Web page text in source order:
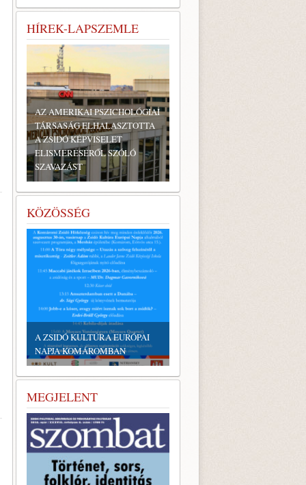
HÍREK-LAPSZEMLE
AZ AMERIKAI PSZICHOLÓGIAI
TÁRSASÁG ELHALASZTOTTA
A ZSIDÓ KÉPVISELET
ELISMERÉSÉRŐL SZÓLÓ
SZAVAZÁST
KÖZÖSSÉG
A ZSIDÓ KULTÚRA EURÓPAI
NAPJA KOMÁROMBAN
MEGJELENT